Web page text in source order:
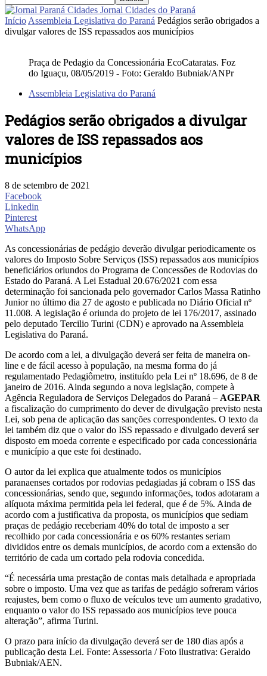
Jornal Cidades do Paraná
Início Assembleia Legislativa do Paraná Pedágios serão obrigados a
divulgar valores de ISS repassados aos municípios
Praça de Pedagio da Concessionária EcoCataratas. Foz
do Iguaçu, 08/05/2019 - Foto: Geraldo Bubniak/ANPr
Assembleia Legislativa do Paraná
Pedágios serão obrigados a divulgar
valores de ISS repassados aos
municípios
8 de setembro de 2021
Facebook
Linkedin
Pinterest
WhatsApp
As concessionárias de pedágio deverão divulgar periodicamente os
valores do Imposto Sobre Serviços (ISS) repassados aos municípios
beneficiários oriundos do Programa de Concessões de Rodovias do
Estado do Paraná. A Lei Estadual 20.676/2021 com essa
determinação foi sancionada pelo governador Carlos Massa Ratinho
Junior no último dia 27 de agosto e publicada no Diário Oficial nº
11.008. A legislação é oriunda do projeto de lei 176/2017, assinado
pelo deputado Tercilio Turini (CDN) e aprovado na Assembleia
Legislativa do Paraná.
De acordo com a lei, a divulgação deverá ser feita de maneira on-
line e de fácil acesso à população, na mesma forma do já
regulamentado Pedagiômetro, instituído pela Lei nº 18.696, de 8 de
janeiro de 2016. Ainda segundo a nova legislação, compete à
Agência Reguladora de Serviços Delegados do Paraná – AGEPAR
a fiscalização do cumprimento do dever de divulgação previsto nesta
Lei, sob pena de aplicação das sanções correspondentes. O texto da
lei também diz que o valor do ISS repassado e divulgado deverá ser
disposto em moeda corrente e especificado por cada concessionária
e município a que este foi destinado.
O autor da lei explica que atualmente todos os municípios
paranaenses cortados por rodovias pedagiadas já cobram o ISS das
concessionárias, sendo que, segundo informações, todos adotaram a
alíquota máxima permitida pela lei federal, que é de 5%. Ainda de
acordo com a justificativa da proposta, os municípios que sediam
praças de pedágio receberiam 40% do total de imposto a ser
recolhido por cada concessionária e os 60% restantes seriam
divididos entre os demais municípios, de acordo com a extensão do
território de cada um cortado pela rodovia concedida.
“É necessária uma prestação de contas mais detalhada e apropriada
sobre o imposto. Uma vez que as tarifas de pedágio sofreram vários
reajustes, bem como o fluxo de veículos teve um aumento gradativo,
enquanto o valor do ISS repassado aos municípios teve pouca
alteração”, afirma Turini.
O prazo para início da divulgação deverá ser de 180 dias após a
publicação desta Lei. Fonte: Assessoria / Foto ilustrativa: Geraldo
Bubniak/AEN.